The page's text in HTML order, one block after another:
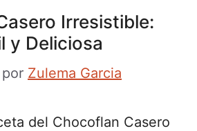
Irresistible:
y Deliciosa
por Zulema Garcia
del Chocoflan Casero